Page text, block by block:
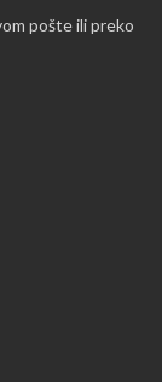
pošte ili preko